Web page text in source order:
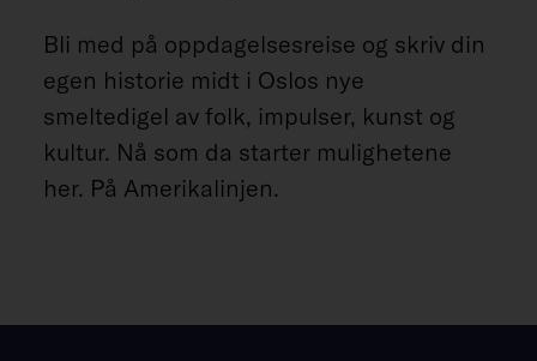
Bli med på oppdagelsesreise og skriv din
egen historie midt i Oslos nye
smeltedigel av folk, impulser, kunst og
kultur. Nå som da starter mulighetene
her. På Amerikalinjen.